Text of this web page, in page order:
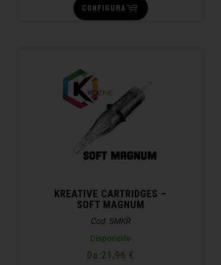
CONFIGURA
KREATIVE CARTRIDGES –
SOFT MAGNUM
Cod. SMKR
Disponibile
Da 21.96 €